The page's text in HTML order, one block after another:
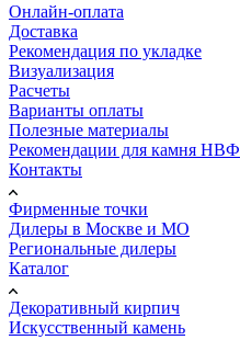
Онлайн-оплата
Доставка
Рекомендация по укладке
Визуализация
Расчеты
Варианты оплаты
Полезные материалы
Рекомендации для камня НВФ
Контакты
Фирменные точки
Дилеры в Москве и МО
Региональные дилеры
Каталог
Декоративный кирпич
Искусственный камень